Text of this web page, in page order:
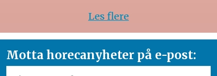
Les flere
Motta horecanyheter på e-post: